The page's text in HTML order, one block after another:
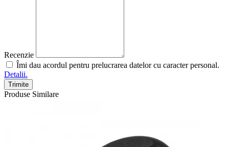
Recenzie
Îmi dau acordul pentru prelucrarea datelor cu caracter personal.
Detalii.
Trimite
Produse Similare